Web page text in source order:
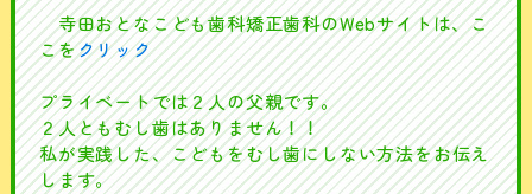
寺田おとなこども歯科矯正歯科のWebサイトは、こ
こをクリック
プライベートでは２人の父親です。
２人ともむし歯はありません！！
私が実践した、こどもをむし歯にしない方法をお伝え
します。